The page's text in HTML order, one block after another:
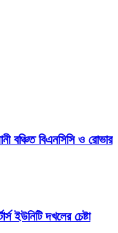
বঞ্চিত বিএনসিসি ও রোভার
ইউনিটি দখলের চেষ্টা